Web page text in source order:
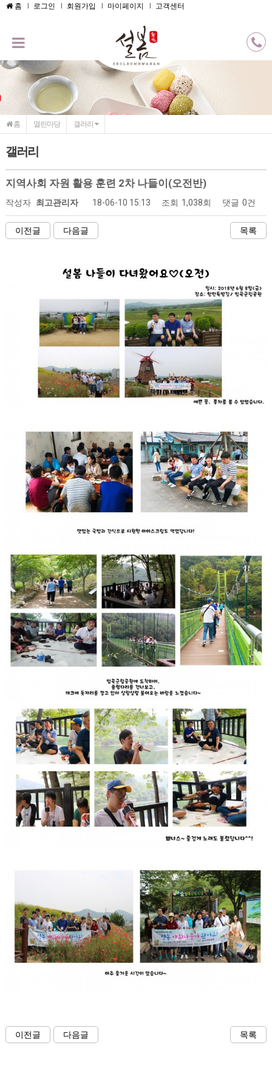
메인콘텐츠 바로가기
홈 로그인 회원가입 마이페이지 고객센터
홈 열린마당 갤러리
갤러리
지역사회 자원 활용 훈련 2차 나들이(오전반)
작성자 최고관리자 18-06-10 15:13 조회 1,038회 댓글 0건
이전글 다음글 목록
이전글 다음글 목록